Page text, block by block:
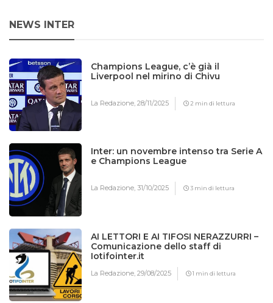
NEWS INTER
Champions League, c’è già il
Liverpool nel mirino di Chivu
La Redazione,28/11/2025 2 min di lettura
Inter: un novembre intenso tra Serie A
e Champions League
La Redazione,31/10/2025 3 min di lettura
AI LETTORI E AI TIFOSI NERAZZURRI –
Comunicazione dello staff di
Iotifointer.it
La Redazione,29/08/2025 1 min di lettura